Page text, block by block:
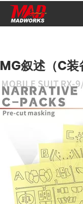
MG叙述（C装